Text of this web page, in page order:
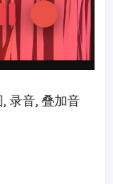
录音, 叠加音